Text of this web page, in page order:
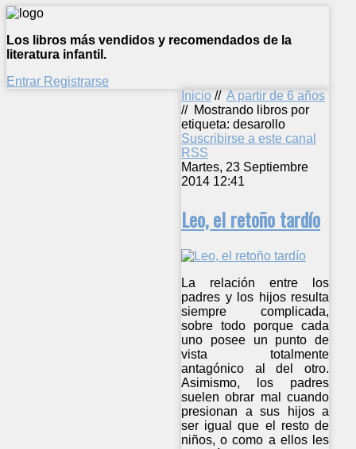
Los libros más vendidos y recomendados de la
literatura infantil.
Entrar Registrarse
Inicio // A partir de 6 años
// Mostrando libros por
etiqueta: desarollo
Suscribirse a este canal
RSS
Martes, 23 Septiembre
2014 12:41
Leo, el retoño tardío
La relación entre los
padres y los hijos resulta
siempre complicada,
sobre todo porque cada
uno posee un punto de
vista totalmente
antagónico al del otro.
Asimismo, los padres
suelen obrar mal cuando
presionan a sus hijos a
ser igual que el resto de
niños, o como a ellos les